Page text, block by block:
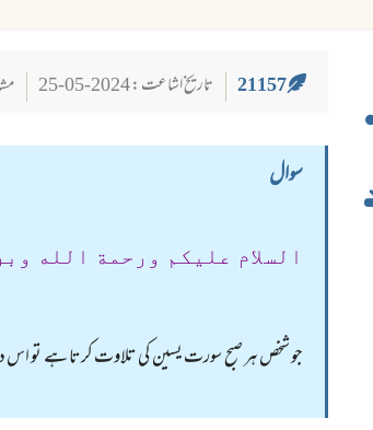
21157 تاریخ اشاعت : 2024-05-25
سوال
السلام عليكم ورحمة الله
جو شخص ہر صبح سورت یسین کی تلاوت کرتا ہے تو اس